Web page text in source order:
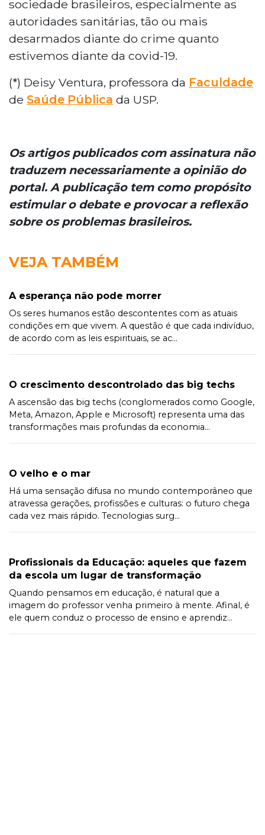
sociedade brasileiros, especialmente as
autoridades sanitárias, tão ou mais
desarmados diante do crime quanto
estivemos diante da covid-19.
(*) Deisy Ventura, professora da Faculdade
de Saúde Pública da USP.
Os artigos publicados com assinatura não
traduzem necessariamente a opinião do
portal. A publicação tem como propósito
estimular o debate e provocar a reflexão
sobre os problemas brasileiros.
VEJA TAMBÉM
A esperança não pode morrer
Os seres humanos estão descontentes com as atuais
condições em que vivem. A questão é que cada indivíduo,
de acordo com as leis espirituais, se ac...
O crescimento descontrolado das big techs
A ascensão das big techs (conglomerados como Google,
Meta, Amazon, Apple e Microsoft) representa uma das
transformações mais profundas da economia...
O velho e o mar
Há uma sensação difusa no mundo contemporâneo que
atravessa gerações, profissões e culturas: o futuro chega
cada vez mais rápido. Tecnologias surg...
Profissionais da Educação: aqueles que fazem
da escola um lugar de transformação
Quando pensamos em educação, é natural que a
imagem do professor venha primeiro à mente. Afinal, é
ele quem conduz o processo de ensino e aprendiz...